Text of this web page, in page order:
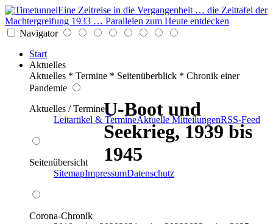
Eine Zeitreise in die Vergangenheit … die Zeittafel der
Machtergreifung 1933 … Parallelen zum Heute entdecken
Navigator
Start
Aktuelles
Aktuelles * Termine * Seitenüberblick * Chronik einer
Pandemie
Aktuelles / Termine
Leitartikel & TermineAktuelle MitteilungenRSS-Feed
Seitenübersicht
SitemapImpressumDatenschutz
Corona-Chronik
U-Boot und
Seekrieg, 1939 bis
1945